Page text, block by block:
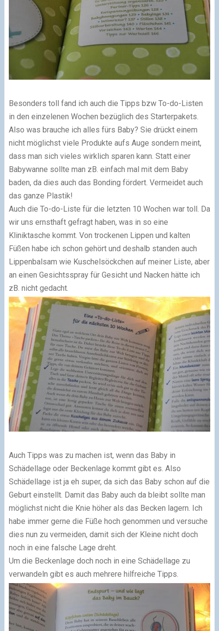
Besonders toll fand ich auch die Tipps bzw To-do-Listen
in den einzelenen Wochen bezüglich des Starterpakets.
Also was brauche ich alles fürs Baby? Sie drückt einem
nicht möglichst viele Produkte aufs Auge sondern meint,
dass man sich vieles wirklich sparen kann. Statt einer
Babywanne sollte man zB. einfach mal mit dem Baby
baden, da dies auch das Bonding fördert. Vermeidet auch
das ganze Plastik!
Auch die To-do-Liste für die letzten 10 Wochen war toll. Da
wir uns ernsthaft gefragt haben, was in so eine
Kliniktasche kommt. Von trockenen Lippen und kalten
Füßen habe ich schon gehört und deshalb standen auch
Lippenbalsam wie Kuschelsöckchen auf meiner Liste, aber
an einen Gesichtsspray für Gesicht und Nacken hätte ich
zB. nicht gedacht.
Auch Tipps was zu machen ist, wenn das Baby in
Schädellage oder Beckenlage kommt gibt es. Also
Schädellage ist ja eh super, da sich das Baby schon auf die
Geburt einstellt. Damit das Baby auch da bleibt sollte man
möglichst nicht die Knie höher als das Becken lagern. Ich
habe immer gerne die Füße hoch genommen und versuche
dies nun zu vermeiden, damit sich der Kleine nicht doch
noch in eine falsche Lage dreht.
Um die Beckenlage doch noch in eine Schädellage zu
verwandeln gibt es auch mehrere hilfreiche Tipps.